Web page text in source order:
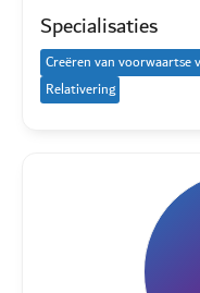
Specialisaties
Creëren van voorwaartse
Relativering